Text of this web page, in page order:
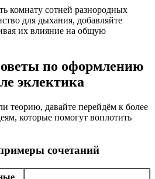
комнату сотней разнородных
для дыхания, добавляйте
их влияние на общую
по оформлению
эклектика
теорию, давайте перейдём к более
которые помогут воплотить
сочетаний